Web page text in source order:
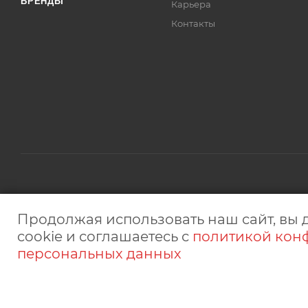
Карьера
Контакты
интернет-сайт носит исключительно информационный
Продолжая использовать наш сайт, вы
cookie и соглашаетесь с политикой
персональных данных